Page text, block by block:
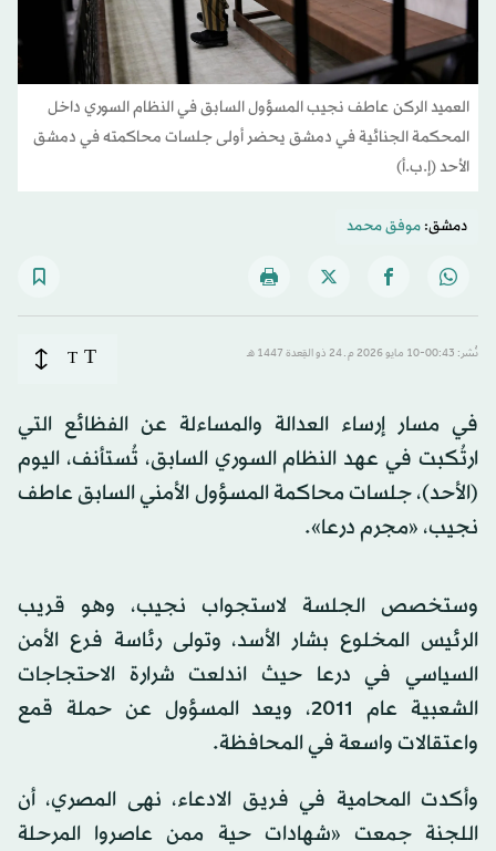
العميد الركن عاطف نجيب المسؤول السابق في النظام السوري داخل
المحكمة الجنائية في دمشق يحضر أولى جلسات محاكمته في دمشق
الأحد (إ.ب.أ)
دمشق:موفق محمد
نُشر: 00:43-10 مايو 2026 م ـ 24 ذو القِعدة 1447 هـ T
T
في مسار إرساء العدالة والمساءلة عن الفظائع التي
ارتُكبت في عهد النظام السوري السابق، تُستأنف، اليوم
(الأحد)، جلسات محاكمة المسؤول الأمني السابق عاطف
نجيب، «مجرم درعا».
وستخصص الجلسة لاستجواب نجيب، وهو قريب
الرئيس المخلوع بشار الأسد، وتولى رئاسة فرع الأمن
السياسي في درعا حيث اندلعت شرارة الاحتجاجات
الشعبية عام 2011، ويعد المسؤول عن حملة قمع
واعتقالات واسعة في المحافظة.
وأكدت المحامية في فريق الادعاء، نهى المصري، أن
اللجنة جمعت «شهادات حية ممن عاصروا المرحلة